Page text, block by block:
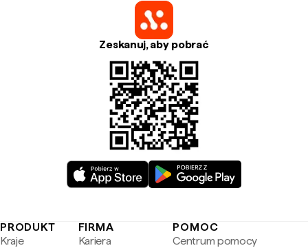
Zeskanuj, aby pobrać
PRODUKT
Kraje
FIRMA
Kariera
POMOC
Centrum pomocy